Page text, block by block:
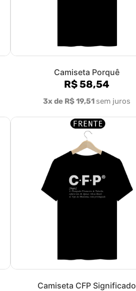
Camiseta Porquê
R$ 58,54
3x de R$ 19,51sem juros
Camiseta CFP Significado